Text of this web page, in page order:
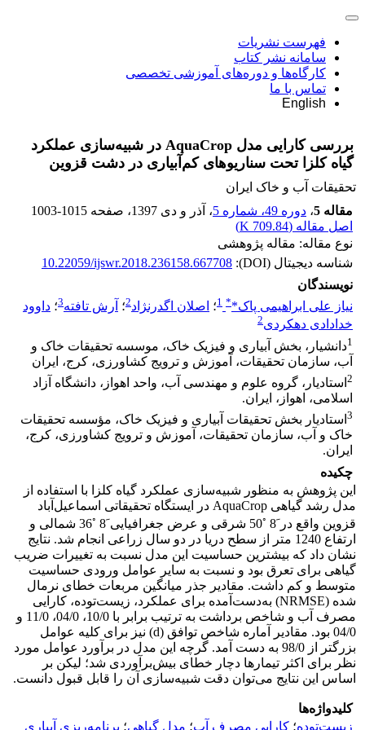
فهرست نشریات
سامانه نشر کتاب
کارگاه‌ها و دوره‌های آموزشی تخصصی
تماس با ما
English
بررسی کارایی مدل AquaCrop در شبیه‌سازی عملکرد
گیاه کلزا تحت سناریوهای کم‌آبیاری در دشت قزوین
تحقیقات آب و خاک ایران
مقاله 5
، دوره 49، شماره 5 ، آذر و دی 1397 ، صفحه 1003-1015
اصل مقاله (709.84 K
)
نوع مقاله: مقاله پژوهشی
شناسه دیجیتال (DOI):
10.22059/ijswr.2018.236158.667708
نویسندگان
نیاز علی ابراهیمی پاک**
1؛ اصلان اگدرنژاد2؛ آرش تافته3؛ داوود
خدادادی دهکردی2
1دانشیار، بخش آبیاری و فیزیک خاک، موسسه تحقیقات خاک و
آب، سازمان تحقیقات، آموزش و ترویج کشاورزی، کرج، ایران
2 استادیار، گروه علوم و مهندسی آب، واحد اهواز، دانشگاه آزاد
اسلامی، اهواز، ایران.
3 استادیار بخش تحقیقات آبیاری و فیزیک خاک، مؤسسه تحقیقات
خاک و آب، سازمان تحقیقات، آموزش و ترویج کشاورزی، کرج،
ایران.
چکیده
این پژوهش به منظور شبیه‌سازی عملکرد گیاه کلزا با استفاده از
مدل رشد گیاهی AquaCrop در ایستگاه تحقیقاتی اسماعیل‌آباد
قزوین واقع در َ8
◦50 شرقی و عرض جغرافیایی َ8 ◦
36 شمالی و
ارتفاع 1240 متر از سطح دریا در دو سال زراعی انجام شد. نتایج
نشان داد که بیشترین حساسیت این مدل نسبت به تغییرات ضریب
گیاهی برای تعرق بود و نسبت به سایر عوامل ورودی حساسیت
متوسط و کم داشت. مقادیر جذر میانگین مربعات خطای نرمال
شده (NRMSE) به‌دست‌آمده برای عملکرد، زیست‌توده، کارایی
مصرف آب و شاخص برداشت به ترتیب برابر با 10/0، 04/0، 11/0 و
04/0 بود. مقادیر آماره شاخص توافق (d) نیز برای کلیه عوامل
بزرگتر از 98/0 به دست آمد. گرچه این مدل در برآورد عوامل مورد
نظر برای اکثر تیمارها دچار خطای بیش‌برآوردی شد؛ لیکن بر
اساس این نتایج می‌توان دقت شبیه‌سازی آن را قابل قبول دانست.
کلیدواژه‌ها
زیست‌توده؛ کارایی مصرف آب؛ مدل‌ گیاهی؛ برنامه‌ریزی آبیاری